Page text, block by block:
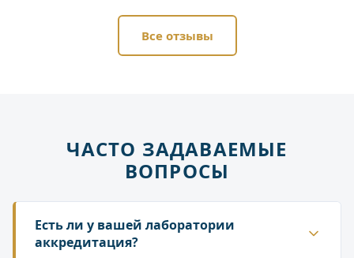
Все отзывы
ЧАСТО ЗАДАВАЕМЫЕ
ВОПРОСЫ
Есть ли у вашей лаборатории
аккредитация?